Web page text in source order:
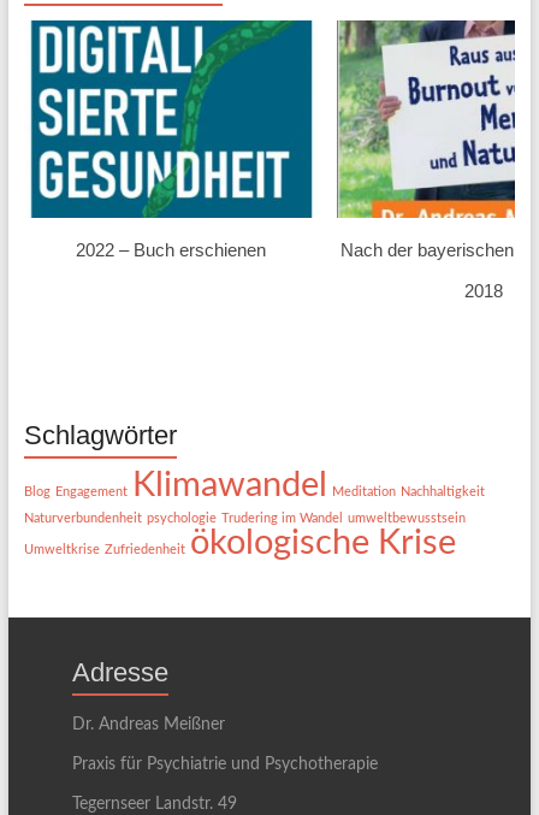
2022 – Buch erschienen
Nach der bayerischen
2018
Schlagwörter
Blog Engagement Klimawandel Meditation Nachhaltigkeit
Naturverbundenheit psychologie Trudering im Wandel umweltbewusstsein
Umweltkrise Zufriedenheit ökologische Krise
Adresse
Dr. Andreas Meißner
Praxis für Psychiatrie und Psychotherapie
Tegernseer Landstr. 49